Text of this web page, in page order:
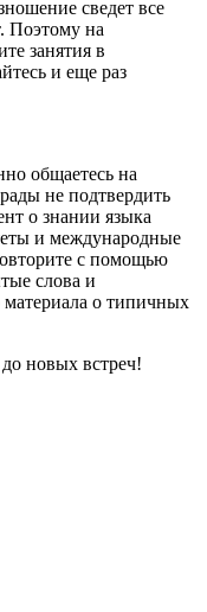
сведет все
Поэтому на
занятия в
и еще раз
общаетесь на
не подтвердить
о знании языка
и международные
с помощью
слова и
о типичных
новых встреч!